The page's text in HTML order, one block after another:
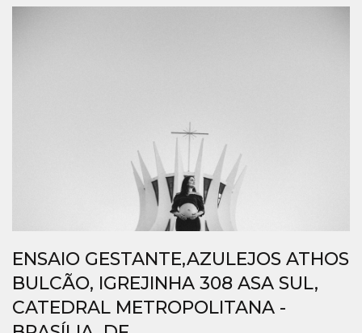
ENSAIO GESTANTE,AZULEJOS ATHOS
BULCÃO, IGREJINHA 308 ASA SUL,
CATEDRAL METROPOLITANA -